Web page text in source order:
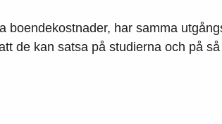
har samma
de kan satsa på studierna och på